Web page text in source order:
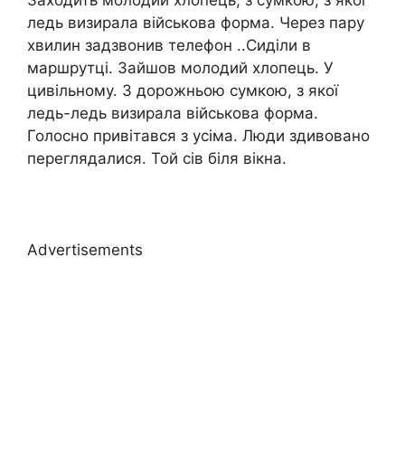
ледь визирала військова форма. Через пару
хвилин задзвонив телефон ..Сиділи в
маршрутці. Зайшов молодий хлопець. У
цивільному. З дорожньою сумкою, з якої
ледь-ледь визирала військова форма.
Голосно привітався з усіма. Люди здивовано
переглядалися. Той сів біля вікна.
Advertisements